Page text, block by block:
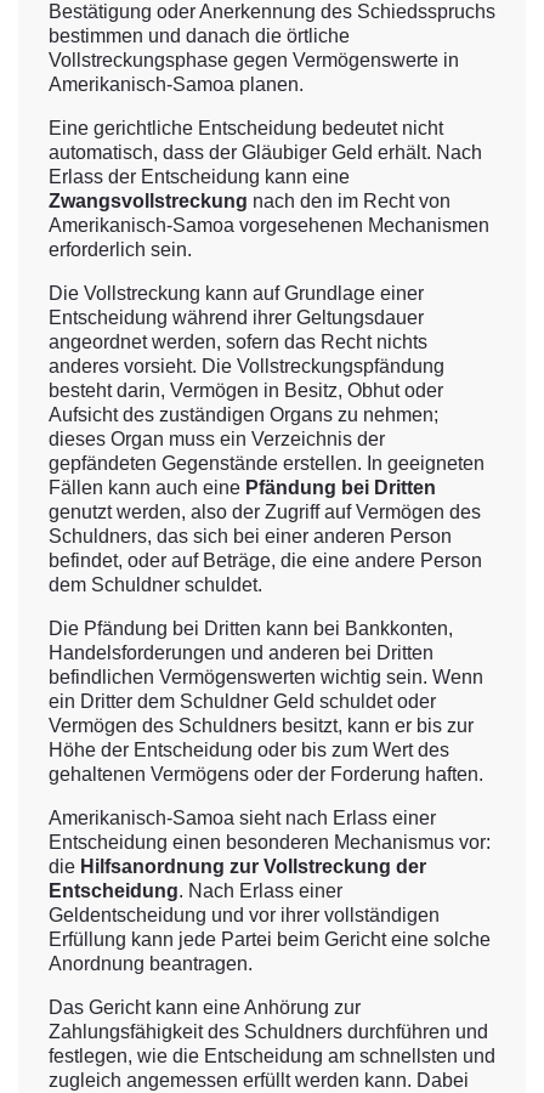
Bestätigung oder Anerkennung des Schiedsspruchs
bestimmen und danach die örtliche
Vollstreckungsphase gegen Vermögenswerte in
Amerikanisch-Samoa planen.
Eine gerichtliche Entscheidung bedeutet nicht
automatisch, dass der Gläubiger Geld erhält. Nach
Erlass der Entscheidung kann eine
Zwangsvollstreckung nach den im Recht von
Amerikanisch-Samoa vorgesehenen Mechanismen
erforderlich sein.
Die Vollstreckung kann auf Grundlage einer
Entscheidung während ihrer Geltungsdauer
angeordnet werden, sofern das Recht nichts
anderes vorsieht. Die Vollstreckungspfändung
besteht darin, Vermögen in Besitz, Obhut oder
Aufsicht des zuständigen Organs zu nehmen;
dieses Organ muss ein Verzeichnis der
gepfändeten Gegenstände erstellen. In geeigneten
Fällen kann auch eine Pfändung bei Dritten
genutzt werden, also der Zugriff auf Vermögen des
Schuldners, das sich bei einer anderen Person
befindet, oder auf Beträge, die eine andere Person
dem Schuldner schuldet.
Die Pfändung bei Dritten kann bei Bankkonten,
Handelsforderungen und anderen bei Dritten
befindlichen Vermögenswerten wichtig sein. Wenn
ein Dritter dem Schuldner Geld schuldet oder
Vermögen des Schuldners besitzt, kann er bis zur
Höhe der Entscheidung oder bis zum Wert des
gehaltenen Vermögens oder der Forderung haften.
Amerikanisch-Samoa sieht nach Erlass einer
Entscheidung einen besonderen Mechanismus vor:
die Hilfsanordnung zur Vollstreckung der
Entscheidung. Nach Erlass einer
Geldentscheidung und vor ihrer vollständigen
Erfüllung kann jede Partei beim Gericht eine solche
Anordnung beantragen.
Das Gericht kann eine Anhörung zur
Zahlungsfähigkeit des Schuldners durchführen und
festlegen, wie die Entscheidung am schnellsten und
zugleich angemessen erfüllt werden kann. Dabei